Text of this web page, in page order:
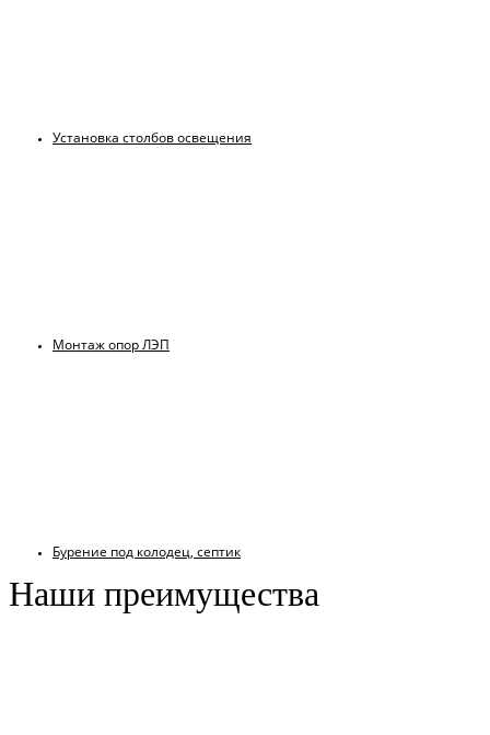
Установка столбов освещения
Монтаж опор ЛЭП
Бурение под колодец, септик
Наши преимущества